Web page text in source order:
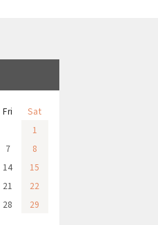
Fri
Sat
1
7
8
14
15
21
22
28
29